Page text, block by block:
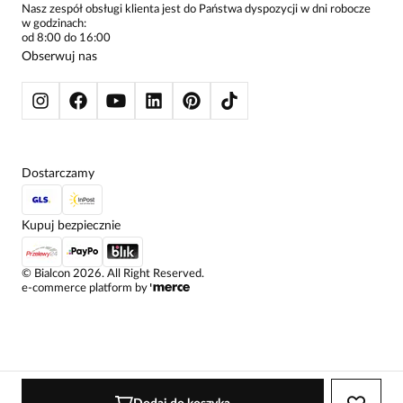
ŻAKIETY I MARYNARKI
SWETRY
BLUZY
Nasz zespół obsługi klienta jest do Państwa dyspozycji w dni robocze
w godzinach:
od 8:00 do 16:00
Obserwuj nas
© Bialcon 2026. All Right Reserved.
e-commerce platform by
Dostarczamy
Kupuj bezpiecznie